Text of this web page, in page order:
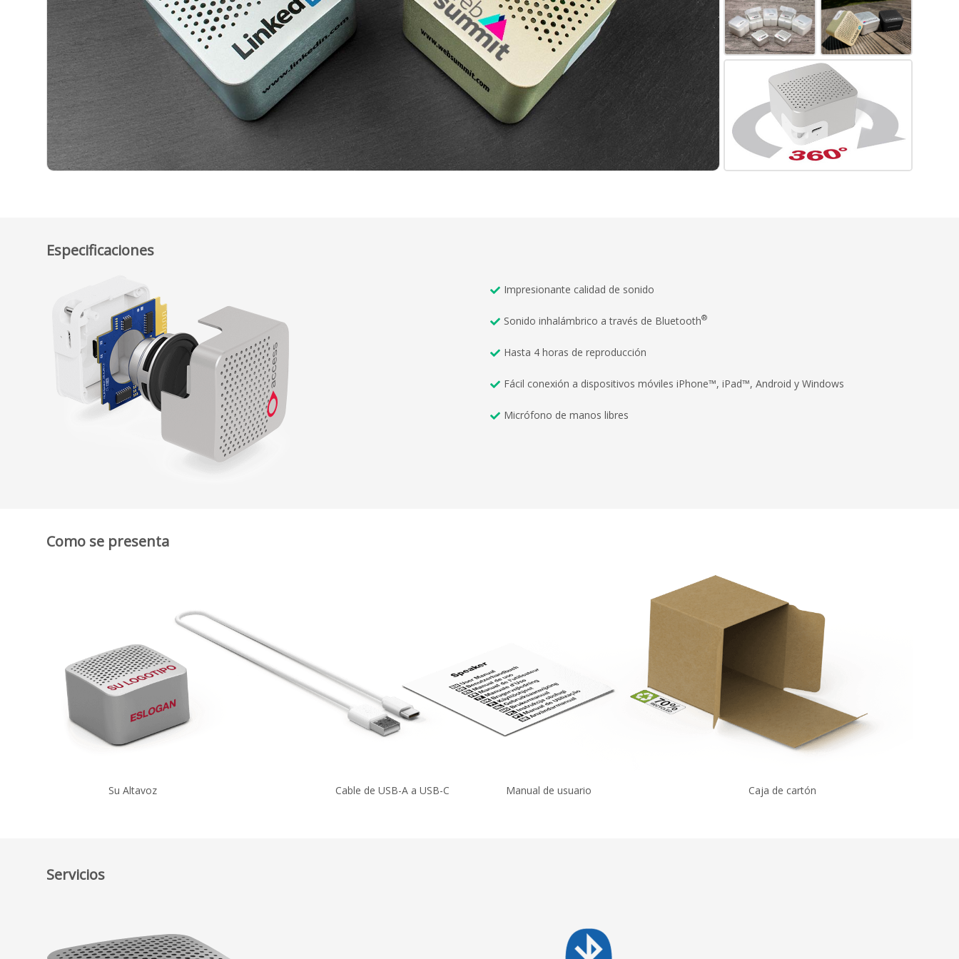
Especificaciones
Impresionante calidad de sonido
Sonido inhalámbrico a través de Bluetooth®
Hasta 4 horas de reproducción
Fácil conexión a dispositivos móviles iPhone™, iPad™, Android y Windows
Micrófono de manos libres
Como se presenta
Su Altavoz Cable de USB-A a USB-C Manual de usuario Caja de cartón
Servicios